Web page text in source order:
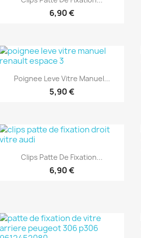
6,90 €
Aperçu rapide
Poignee Leve Vitre Manuel...
5,90 €
 Aperçu rapide
Clips Patte De Fixation...
6,90 €